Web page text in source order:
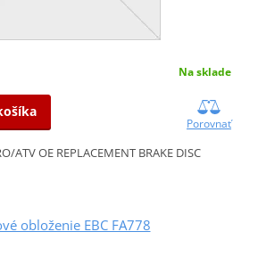
Na sklade
Porovnať
ATV OE REPLACEMENT BRAKE DISC
obloženie EBC FA778